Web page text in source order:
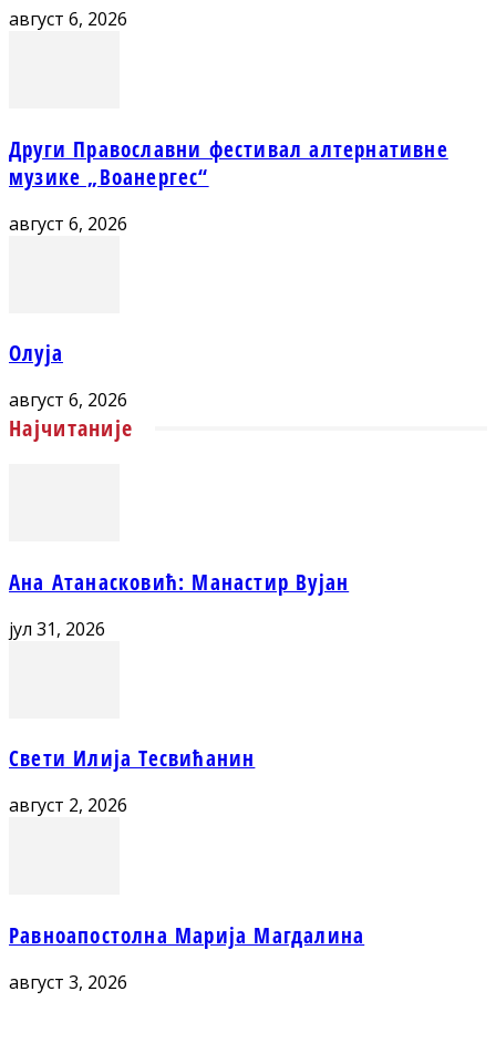
август 6, 2026
Други Православни фестивал алтернативне
музике „Воанергес“
август 6, 2026
Олуја
август 6, 2026
Најчитаније
Ана Атанасковић: Манастир Вујан
јул 31, 2026
Свети Илија Тесвићанин
август 2, 2026
Равноапостолна Марија Магдалина
август 3, 2026